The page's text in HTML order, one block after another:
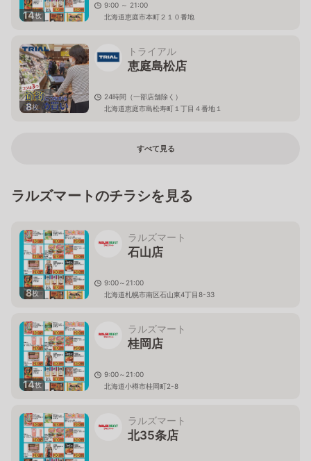
14枚
9:00 ～ 21:00
北海道恵庭市本町２１０番地
8枚
トライアル
恵庭島松店
24時間（一部店舗除く）
北海道恵庭市島松寿町１丁目４番地１
すべて見る
ラルズマートのチラシを見る
8枚
ラルズマート
石山店
9:00～21:00
北海道札幌市南区石山東4丁目8-33
14枚
ラルズマート
桂岡店
9:00～21:00
北海道小樽市桂岡町2-8
ラルズマート
北35条店